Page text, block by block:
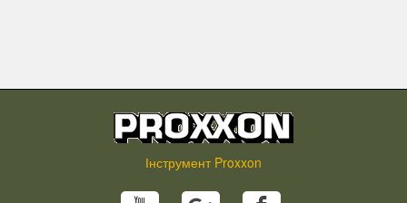
Інструмент Proxxon